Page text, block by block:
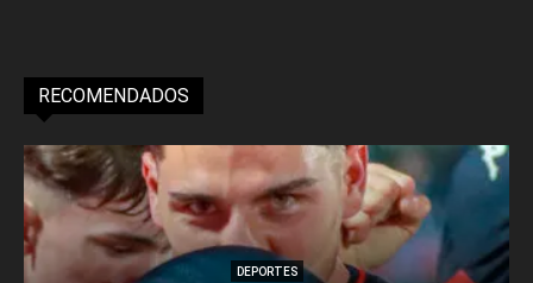
RECOMENDADOS
DEPORTES